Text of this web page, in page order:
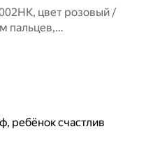
цвет розовый /
пальцев,
/ копилка для денег
ребёнок счастлив